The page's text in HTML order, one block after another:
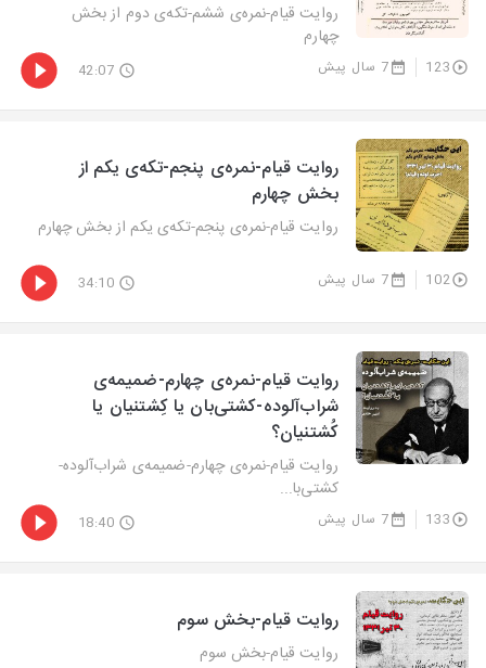
روایت قیام-نمره‌ی ششم-تکه‌ی دوم از بخش
چهارم
123 7 سال پیش 42:07
روایت قیام-نمره‌ی پنجم-تکه‌ی یکم از
بخش چهارم
روایت قیام-نمره‌ی پنجم-تکه‌ی یکم از بخش چهارم
102 7 سال پیش 34:10
روایت قیام-نمره‌ی چهارم-ضمیمه‌ی
شراب‌آلوده-کشتی‌بان یا کِشتنیان یا
کُشتنیان؟
روایت قیام-نمره‌ی چهارم-ضمیمه‌ی شراب‌آلوده-
کشتی‌با...
133 7 سال پیش 18:40
روایت قیام-بخش سوم
روایت قیام-بخش سوم